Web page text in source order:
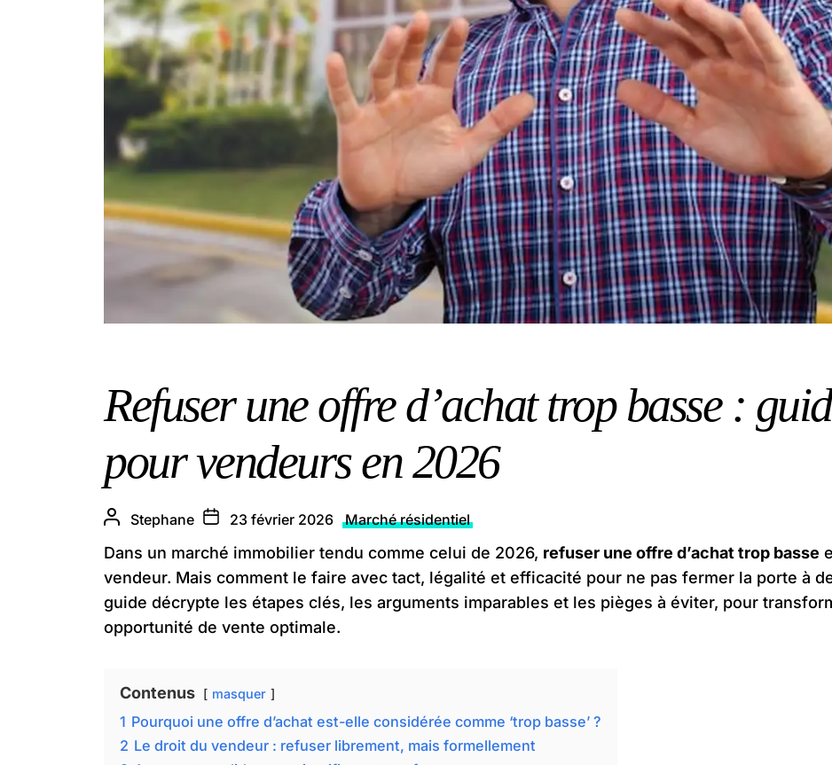
Refuser une offre d’achat trop basse :
pour vendeurs en 2026
Stephane 23 février 2026 Marché résidentiel
Dans un marché immobilier tendu comme celui de 2026, refuser une offre d’achat trop basse
vendeur. Mais comment le faire avec tact, légalité et efficacité pour ne pas fermer la porte à
guide décrypte les étapes clés, les arguments imparables et les pièges à éviter, pour
opportunité de vente optimale.
Contenus masquer
1 Pourquoi une offre d’achat est-elle considérée comme ‘trop basse’ ?
2 Le droit du vendeur : refuser librement, mais formellement